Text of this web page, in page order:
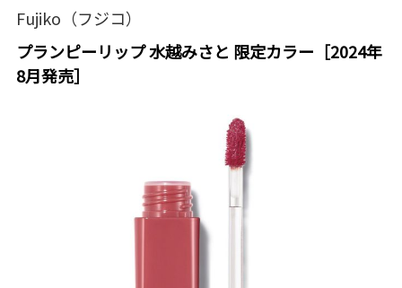
Fujiko（フジコ）
プランピーリップ 水越みさと 限定カラー［2024年
8月発売］